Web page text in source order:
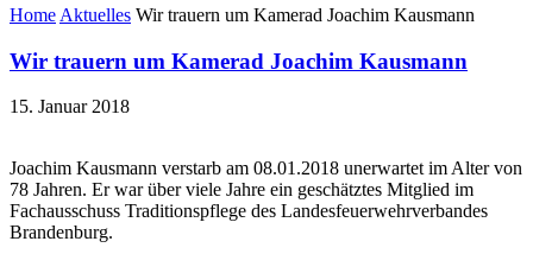
Home Aktuelles Wir trauern um Kamerad Joachim Kausmann
Wir trauern um Kamerad Joachim Kausmann
15. Januar 2018
Joachim Kausmann verstarb am 08.01.2018 unerwartet im Alter von
78 Jahren. Er war über viele Jahre ein geschätztes Mitglied im
Fachausschuss Traditionspflege des Landesfeuerwehrverbandes
Brandenburg.